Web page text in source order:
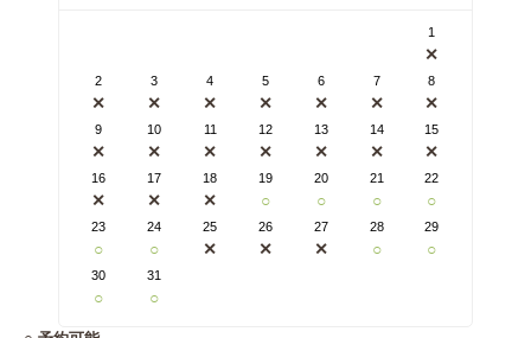
1
✕
2
✕
3
✕
4
✕
5
✕
6
✕
7
✕
8
✕
9
✕
10
✕
11
✕
12
✕
13
✕
14
✕
15
✕
16
✕
17
✕
18
✕
19
○
20
○
21
○
22
○
23
○
24
○
25
✕
26
✕
27
✕
28
○
29
○
30
○
31
○